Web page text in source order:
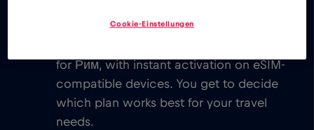
мгновенной.
for Рим, with instant activation on eSIM-
compatible devices. You get to decide
which plan works best for your travel
needs.
Cookie-Einstellungen